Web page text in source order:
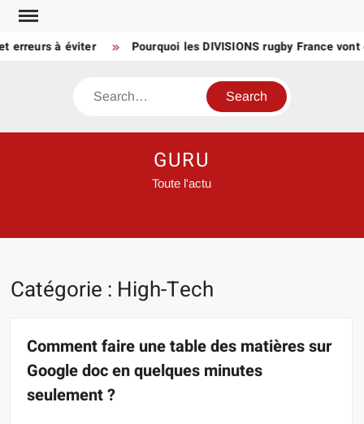
Skip
contentà éviter Pourquoi les DIVISIONS rugby France vont
Search
GURU
Toute l'actu
Catégorie : High-Tech
Comment faire une table des matières sur
Google doc en quelques minutes
seulement ?